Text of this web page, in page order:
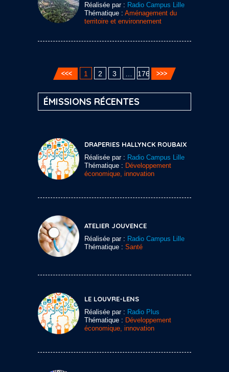
Réalisée par : Radio Campus Lille
Thématique : Aménagement du
territoire et environnement
1 2 3 176
ÉMISSIONS RÉCENTES
DRAPERIES HALLYNCK ROUBAIX
Réalisée par : Radio Campus Lille
Thématique : Développement
économique, innovation
ATELIER JOUVENCE
Réalisée par : Radio Campus Lille
Thématique : Santé
LE LOUVRE-LENS
Réalisée par : Radio Plus
Thématique : Développement
économique, innovation